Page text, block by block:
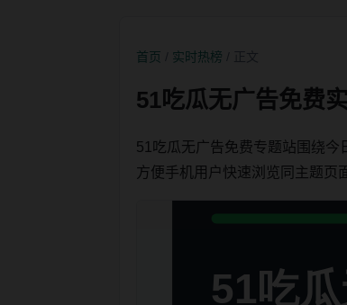
首页 实时热榜
51吃瓜无广告免费
51吃瓜无广告免费专题站围绕今
方便手机用户快速浏览同主题页